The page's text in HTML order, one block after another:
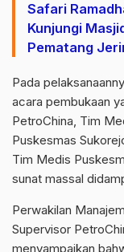
Safari
Kunjungi
Pematang
Pada
acara pembukaan
PetroChina, Tim
Puskesmas
Tim Medis
sunat massal
Perwakilan
Supervisor
menyampaikan